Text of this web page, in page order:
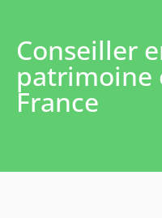
Conseiller
patrimoine
France